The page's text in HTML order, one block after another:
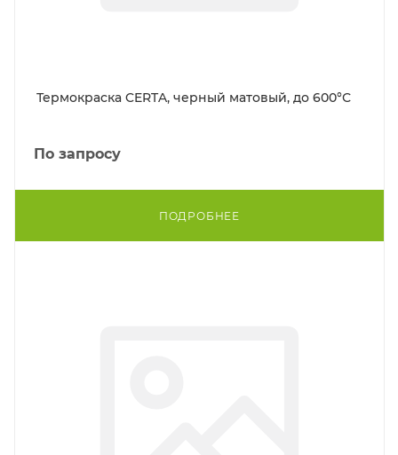
Термокраска CERTA, черный матовый, до 600°С
По запросу
ПОДРОБНЕЕ